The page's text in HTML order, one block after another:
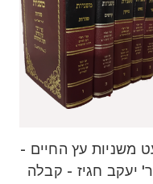
משניות עץ החיים -
יעקב חגיז - קבלה